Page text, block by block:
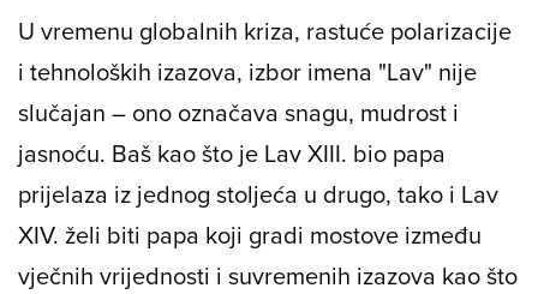
U vremenu globalnih kriza, rastuće polarizacije
i tehnoloških izazova, izbor imena "Lav" nije
slučajan – ono označava snagu, mudrost i
jasnoću. Baš kao što je Lav XIII. bio papa
prijelaza iz jednog stoljeća u drugo, tako i Lav
XIV. želi biti papa koji gradi mostove između
vječnih vrijednosti i suvremenih izazova kao što